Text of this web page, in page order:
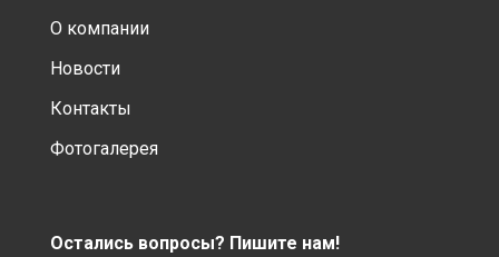
О компании
Новости
Контакты
Фотогалерея
Остались вопросы? Пишите нам!